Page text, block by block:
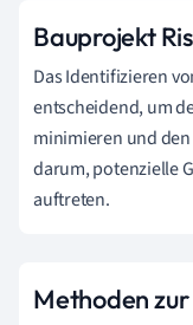
Bauprojekt
Das Identifizieren
entscheidend, um
minimieren und
darum, potenzielle
auftreten.
Methoden